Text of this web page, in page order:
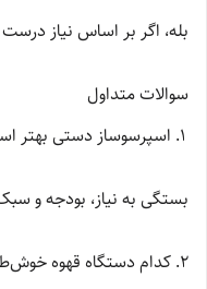
بله، اگر بر اساس نیاز
سوالات متداول
اسپرسوساز دستی بهتر
بستگی به نیاز، بودجه و
کدام دستگاه قهوه